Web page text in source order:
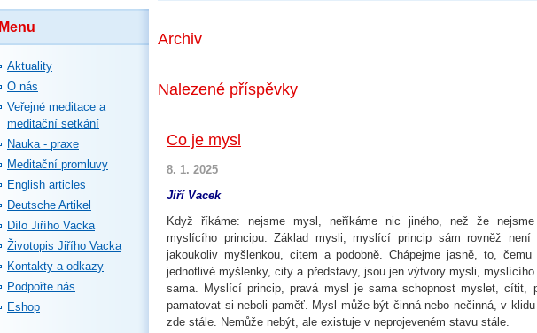
Menu
Aktuality
O nás
Veřejné meditace a
meditační setkání
Nauka - praxe
Meditační promluvy
English articles
Deutsche Artikel
Dílo Jiřího Vacka
Životopis Jiřího Vacka
Kontakty a odkazy
Podpořte nás
Eshop
Archiv
Nalezené příspěvky
Co je mysl
8. 1. 2025
Jiří Vacek
Když říkáme: nejsme mysl, neříkáme nic jiného, než že nejsme
myslícího principu. Základ mysli, myslící princip sám rovněž
jakoukoliv myšlenkou, citem a podobně. Chápejme jasně, to,
jednotlivé myšlenky, city a představy, jsou jen výtvory mysli, myslícího
sama. Myslící princip, pravá mysl je sama schopnost myslet, cítit,
pamatovat si neboli paměť. Mysl může být činná nebo nečinná, v
zde stále. Nemůže nebýt, ale existuje v neprojeveném stavu stále.